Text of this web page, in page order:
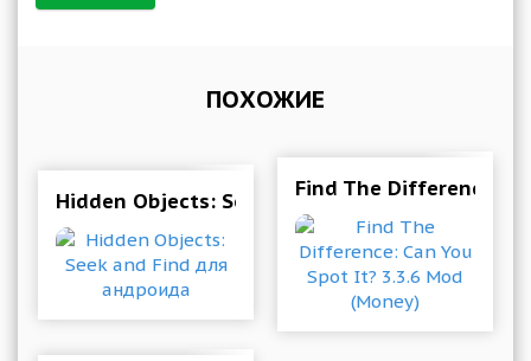
ПОХОЖИЕ
Hidden Objects: Seek and Find для андроида
Find The Difference: